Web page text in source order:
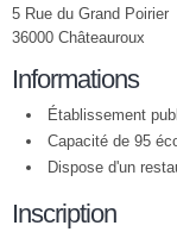
5 Rue du Grand Poirier
36000 Châteauroux
Informations
Établissement
Capacité de 95
Dispose d'un
Inscription